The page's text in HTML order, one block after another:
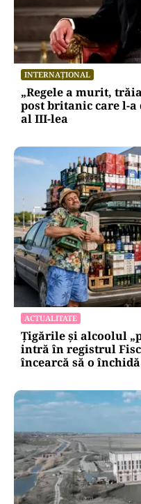
INTERNAȚIONAL
Cutiuța cu legende:
procesul pentru
INTERNAȚIONAL
„Regele a murit,
post britanic care l-
al III-lea